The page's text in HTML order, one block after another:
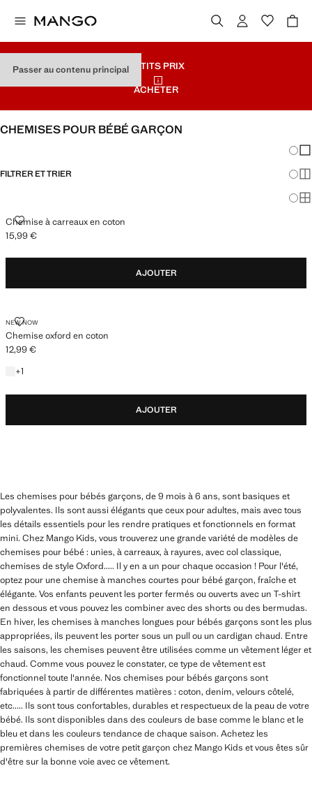
Passer au contenu principalPETITS PRIX
ACHETER
CHEMISES POUR BÉBÉ GARÇON
FILTRER ET TRIER
Chemise à carreaux en coton
CHEMISE À CARREAUX EN COTON
Prix actuel [15,99 € ]
15,99 €
AJOUTER
NEW NOW
Chemise oxford en coton
CHEMISE OXFORD EN COTON
Prix actuel [12,99 € ]
12,99 €
+1
+1 couleur
AJOUTER
Les chemises pour bébés garçons, de 9 mois à 6 ans, sont basiques et
polyvalentes. Ils sont aussi élégants que ceux pour adultes, mais avec tous
les détails essentiels pour les rendre pratiques et fonctionnels en format
mini. Chez Mango Kids, vous trouverez une grande variété de modèles de
chemises pour bébé : unies, à carreaux, à rayures, avec col classique,
chemises de style Oxford..... Il y en a un pour chaque occasion ! Pour l'été,
optez pour une chemise à manches courtes pour bébé garçon, fraîche et
élégante. Vos enfants peuvent les porter fermés ou ouverts avec un T-shirt
en dessous et vous pouvez les combiner avec des shorts ou des bermudas.
En hiver, les chemises à manches longues pour bébés garçons sont les plus
appropriées, ils peuvent les porter sous un pull ou un cardigan chaud. Entre
les saisons, les chemises peuvent être utilisées comme un vêtement léger et
chaud. Comme vous pouvez le constater, ce type de vêtement est
fonctionnel toute l'année. Nos chemises pour bébés garçons sont
fabriquées à partir de différentes matières : coton, denim, velours côtelé,
etc..... Ils sont tous confortables, durables et respectueux de la peau de votre
bébé. Ils sont disponibles dans des couleurs de base comme le blanc et le
bleu et dans les couleurs tendance de chaque saison. Achetez les
premières chemises de votre petit garçon chez Mango Kids et vous êtes sûr
d'être sur la bonne voie avec ce vêtement.